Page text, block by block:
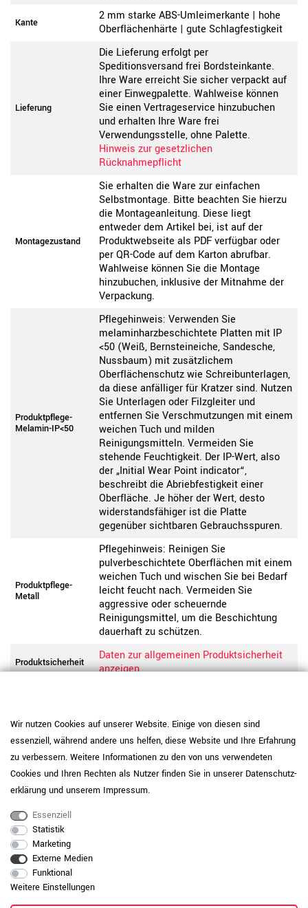
Kante
2 mm starke ABS-Umleimerkante | hohe
Oberflächenhärte | gute Schlagfestigkeit
Lieferung
Die Lieferung erfolgt per
Speditionsversand frei Bordsteinkante.
Ihre Ware erreicht Sie sicher verpackt auf
einer Einwegpalette. Wahlweise können
Sie einen Vertrageservice hinzubuchen
und erhalten Ihre Ware frei
Verwendungsstelle, ohne Palette.
Hinweis zur gesetzlichen
Rücknahmepflicht
Montagezustand
Sie erhalten die Ware zur einfachen
Selbstmontage. Bitte beachten Sie hierzu
die Montageanleitung. Diese liegt
entweder dem Artikel bei, ist auf der
Produktwebseite als PDF verfügbar oder
per QR-Code auf dem Karton abrufbar.
Wahlweise können Sie die Montage
hinzubuchen, inklusive der Mitnahme der
Verpackung.
Produktpflege-
Melamin-IP<50
Pflegehinweis: Verwenden Sie
melaminharzbeschichtete Platten mit IP
<50 (Weiß, Bernsteineiche, Sandesche,
Nussbaum) mit zusätzlichem
Oberflächenschutz wie Schreibunterlagen,
da diese anfälliger für Kratzer sind. Nutzen
Sie Unterlagen oder Filzgleiter und
entfernen Sie Verschmutzungen mit einem
weichen Tuch und milden
Reinigungsmitteln. Vermeiden Sie
stehende Feuchtigkeit. Der IP-Wert, also
der „Initial Wear Point indicator“,
beschreibt die Abriebfestigkeit einer
Oberfläche. Je höher der Wert, desto
widerstandsfähiger ist die Platte
gegenüber sichtbaren Gebrauchsspuren.
Produktpflege-
Metall
Pflegehinweis: Reinigen Sie
pulverbeschichtete Oberflächen mit einem
weichen Tuch und wischen Sie bei Bedarf
leicht feucht nach. Vermeiden Sie
aggressive oder scheuernde
Reinigungsmittel, um die Beschichtung
dauerhaft zu schützen.
Produktsicherheit
Daten zur allgemeinen Produktsicherheit
anzeigen
Wir nutzen Cookies auf unserer Website. Einige von diesen sind
essenziell, während andere uns helfen, diese Website und Ihre Erfahrung
zu verbessern. Weitere Informationen zu den von uns verwendeten
Cookies und Ihren Rechten als Nutzer finden Sie in unserer Daten­schutz­
erklärung und unserem Impressum.
Essenziell
Statistik
Marketing
Externe Medien
Funktional
Weitere Einstellungen